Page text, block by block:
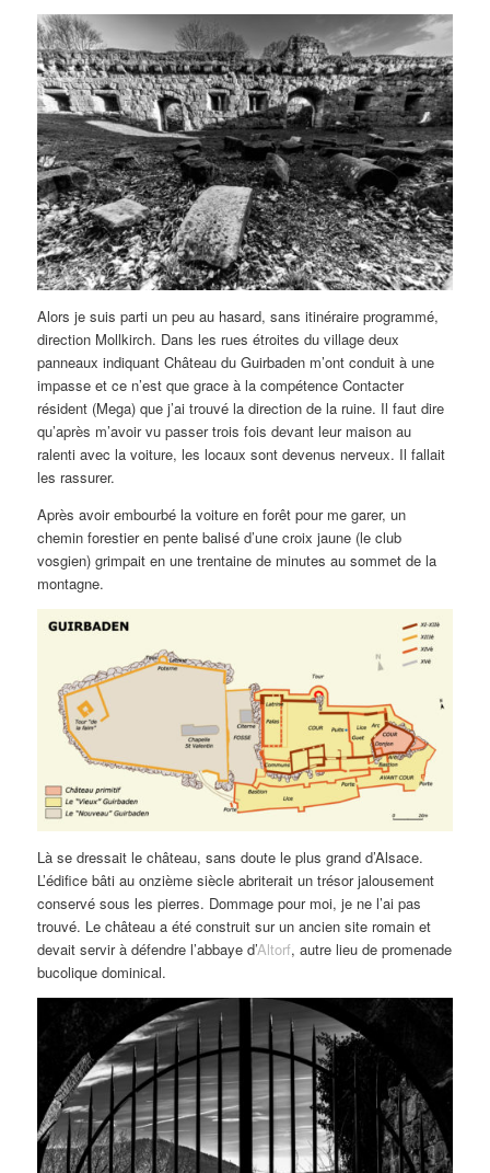
Alors je suis parti un peu au hasard, sans itinéraire programmé,
direction Mollkirch. Dans les rues étroites du village deux
panneaux indiquant Château du Guirbaden m’ont conduit à une
impasse et ce n’est que grace à la compétence Contacter
résident (Mega) que j’ai trouvé la direction de la ruine. Il faut dire
qu’après m’avoir vu passer trois fois devant leur maison au
ralenti avec la voiture, les locaux sont devenus nerveux. Il fallait
les rassurer.
Après avoir embourbé la voiture en forêt pour me garer, un
chemin forestier en pente balisé d’une croix jaune (le club
vosgien) grimpait en une trentaine de minutes au sommet de la
montagne.
Là se dressait le château, sans doute le plus grand d’Alsace.
L’édifice bâti au onzième siècle abriterait un trésor jalousement
conservé sous les pierres. Dommage pour moi, je ne l’ai pas
trouvé. Le château a été construit sur un ancien site romain et
devait servir à défendre l’abbaye d’Altorf, autre lieu de promenade
bucolique dominical.